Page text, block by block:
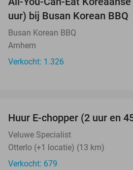
uur) bij Busan Korean BBQ
Busan Korean BBQ
Arnhem
Verkocht: 1.326
Huur E-chopper (2 uur en
Veluwe Specialist
Otterlo (+1 locatie) (13 km)
Verkocht: 679